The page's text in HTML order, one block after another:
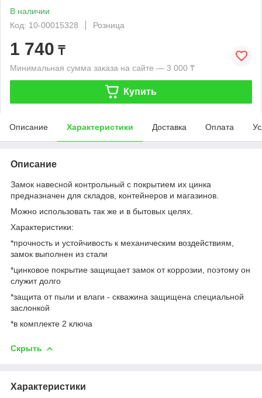
В наличии
Код: 10-00015328
Розница
1 740 ₸
Минимальная сумма заказа на сайте — 3 000 ₸
Купить
Описание Характеристики Доставка Оплата
Описание
Замок навесной контрольный с покрытием их цинка
предназначен для складов, контейнеров и магазинов.
Можно использовать так же и в бытовых целях.
Характеристики:
*прочность и устойчивость к механическим воздействиям,
замок выполнен из стали
*цинковое покрытие защищает замок от коррозии, поэтому он
служит долго
*защита от пыли и влаги - скважина защищена специальной
заслонкой
*в комплекте 2 ключа
Скрыть
Характеристики